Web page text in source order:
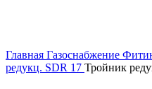
Главная Газоснабжение
редукц. SDR 17 Тройник